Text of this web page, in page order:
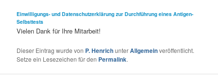
Einwilligungs- und Datenschutzerklärung zur Durchführung eines Antigen-
Selbsttests
Vielen Dank für Ihre Mitarbeit!
Dieser Eintrag wurde von P. HenrichunterAllgemeinveröffentlicht.
Setze ein Lesezeichen für den Permalink.